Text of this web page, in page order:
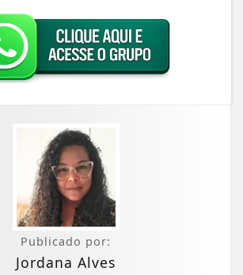
Publicado por:
Jordana Alves